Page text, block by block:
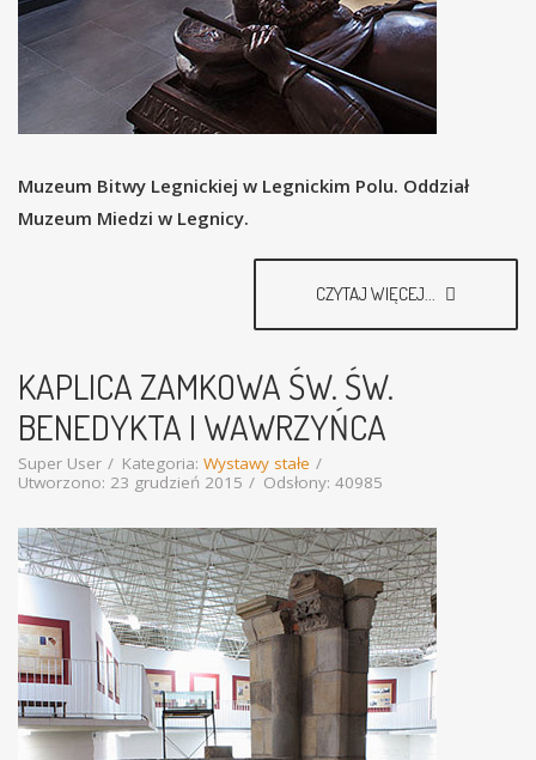
Muzeum Bitwy Legnickiej w Legnickim Polu. Oddział
Muzeum Miedzi w Legnicy.
CZYTAJ WIĘCEJ...
KAPLICA ZAMKOWA ŚW. ŚW.
BENEDYKTA I WAWRZYŃCA
Super User Kategoria: Wystawy stałe
Utworzono: 23 grudzień 2015
Odsłony: 40985